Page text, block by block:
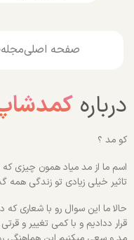
صفحه اصلیمجله
درباره
کو مد ؟
اسم ما از مد میاد همون چیزی که
تاثیر خیلی زیادی تو زندگی همه
حالا ما این سوال رو با شعاری
قرار ددادیم و با کمی تغییر و